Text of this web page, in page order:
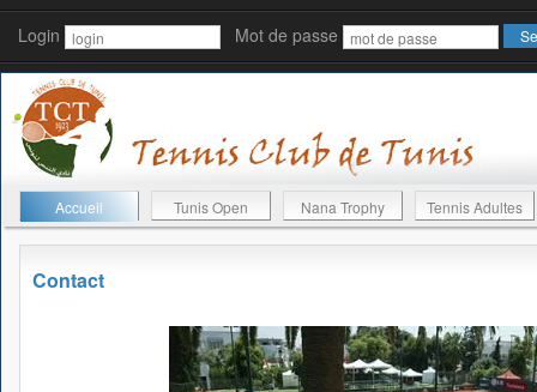
Login Mot de passe
Accueil Tunis Open Nana Trophy Tennis Adultes
Contact